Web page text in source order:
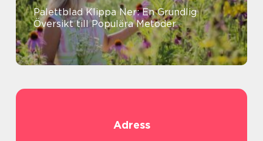
Palettblad Klippa Ner: En Grundlig
Översikt till Populära Metoder
Adress